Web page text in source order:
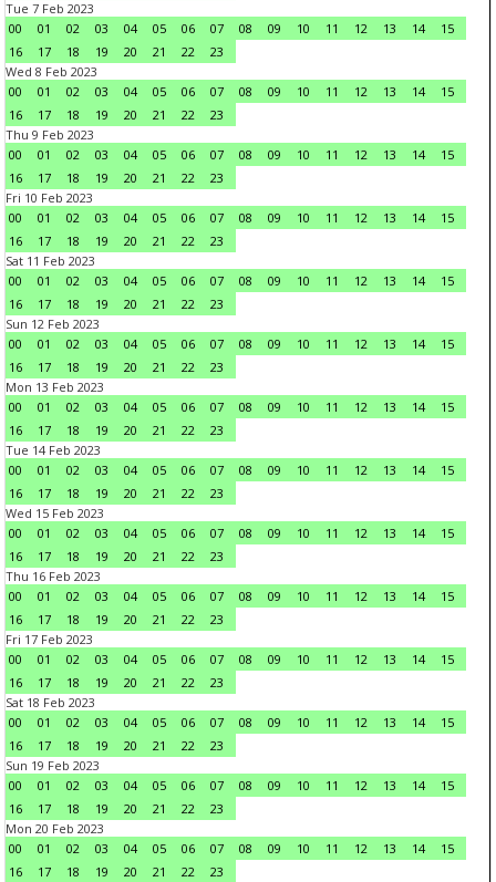
Tue 7 Feb 2023
00
01 02 03 04 05 06 07 08 09 10 11 12 13 14
15
16
17 18 19 20 21 22
23
Wed 8 Feb 2023
00
01 02 03 04 05 06 07 08 09 10 11 12 13 14
15
16
17 18 19 20 21 22
23
Thu 9 Feb 2023
00
01 02 03 04 05 06 07 08 09 10 11 12 13 14
15
16
17 18 19 20 21 22
23
Fri 10 Feb 2023
00
01 02 03 04 05 06 07 08 09 10 11 12 13 14
15
16
17 18 19 20 21 22
23
Sat 11 Feb 2023
00
01 02 03 04 05 06 07 08 09 10 11 12 13 14
15
16
17 18 19 20 21 22
23
Sun 12 Feb 2023
00
01 02 03 04 05 06 07 08 09 10 11 12 13 14
15
16
17 18 19 20 21 22
23
Mon 13 Feb 2023
00
01 02 03 04 05 06 07 08 09 10 11 12 13 14
15
16
17 18 19 20 21 22
23
Tue 14 Feb 2023
00
01 02 03 04 05 06 07 08 09 10 11 12 13 14
15
16
17 18 19 20 21 22
23
Wed 15 Feb 2023
00
01 02 03 04 05 06 07 08 09 10 11 12 13 14
15
16
17 18 19 20 21 22
23
Thu 16 Feb 2023
00
01 02 03 04 05 06 07 08 09 10 11 12 13 14
15
16
17 18 19 20 21 22
23
Fri 17 Feb 2023
00
01 02 03 04 05 06 07 08 09 10 11 12 13 14
15
16
17 18 19 20 21 22
23
Sat 18 Feb 2023
00
01 02 03 04 05 06 07 08 09 10 11 12 13 14
15
16
17 18 19 20 21 22
23
Sun 19 Feb 2023
00
01 02 03 04 05 06 07 08 09 10 11 12 13 14
15
16
17 18 19 20 21 22
23
Mon 20 Feb 2023
00
01 02 03 04 05 06 07 08 09 10 11 12 13 14
15
16
17 18 19 20 21 22
23